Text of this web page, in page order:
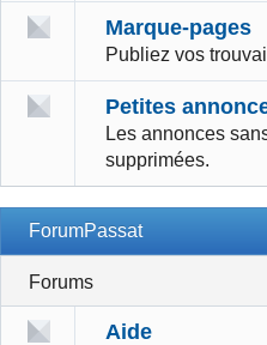
Marque-pages
Publiez vos
Petites
Les annonces
supprimées.
ForumPassat
Forums
Aide